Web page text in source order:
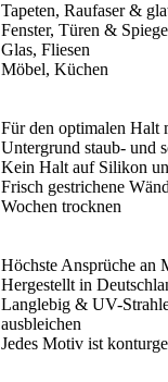
Tapeten, Raufaser &
Fenster, Türen &
Glas, Fliesen
Möbel, Küchen
Für den optimalen Halt
Untergrund staub- und
Kein Halt auf Silikon
Frisch gestrichene
Wochen trocknen
Höchste Ansprüche an
Hergestellt in
Langlebig & UV-
ausbleichen
Jedes Motiv ist